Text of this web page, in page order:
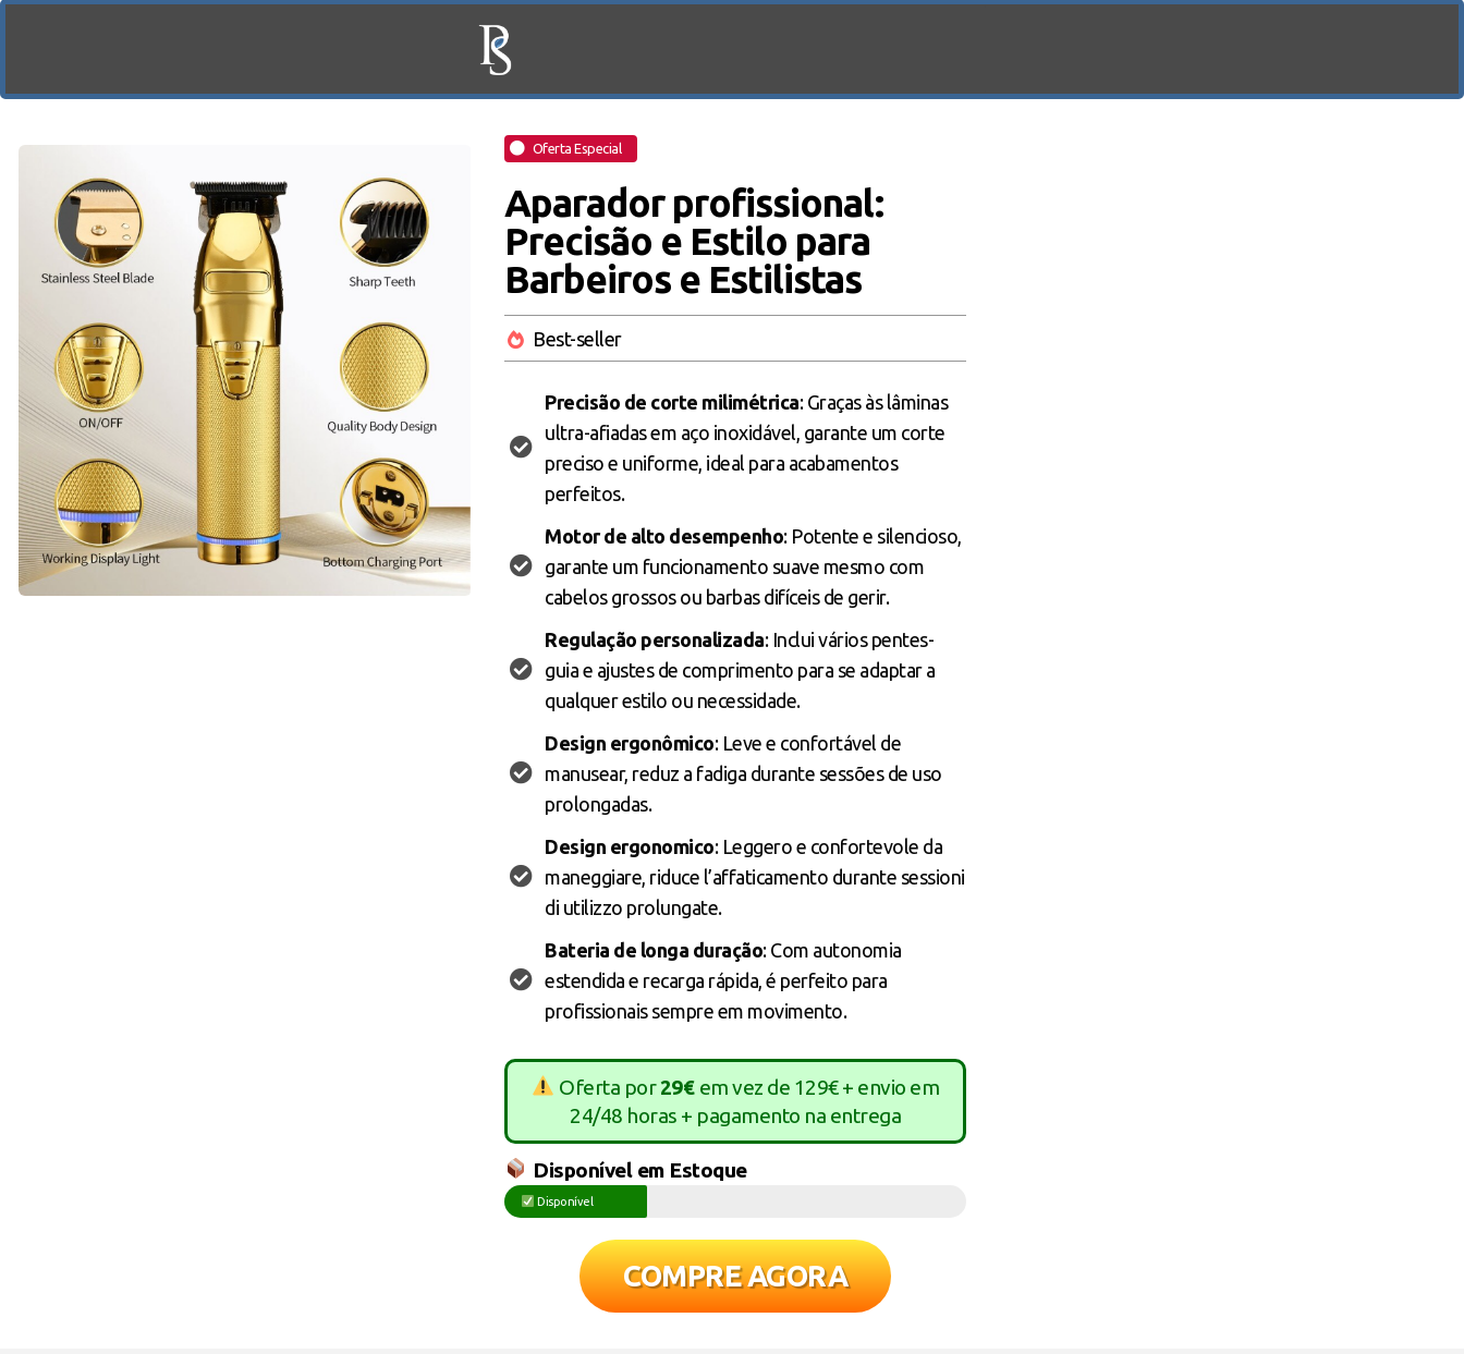
Oferta Especial
Aparador profissional:
Precisão e Estilo para
Barbeiros e Estilistas
Best-seller
Precisão de corte milimétrica: Graças às lâminas
ultra-afiadas em aço inoxidável, garante um corte
preciso e uniforme, ideal para acabamentos
perfeitos.
Motor de alto desempenho: Potente e silencioso,
garante um funcionamento suave mesmo com
cabelos grossos ou barbas difíceis de gerir.
Regulação personalizada: Inclui vários pentes-
guia e ajustes de comprimento para se adaptar a
qualquer estilo ou necessidade.
Design ergonômico: Leve e confortável de
manusear, reduz a fadiga durante sessões de uso
prolongadas.
Design ergonomico: Leggero e confortevole da
maneggiare, riduce l’affaticamento durante sessioni
di utilizzo prolungate.
Bateria de longa duração: Com autonomia
estendida e recarga rápida, é perfeito para
profissionais sempre em movimento.
Oferta por29€ em vez de 129€ + envio em
24/48 horas + pagamento na entrega
Disponível em Estoque
Disponível
COMPRE AGORA